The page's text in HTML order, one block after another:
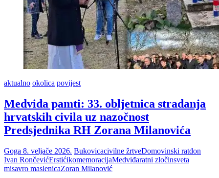
aktualno okolica povijest
Medviđa pamti: 33. obljetnica stradanja
hrvatskih civila uz nazočnost
Predsjednika RH Zorana Milanovića
Goga 8. veljače 2026. Bukovicacivilne žrtveDomovinski ratdon
Ivan RončevićErstićikomemoracijaMedviđaratni zločinsveta
misavro maslenicaZoran Milanović